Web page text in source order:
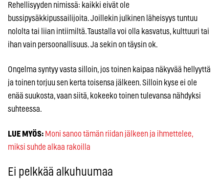
Rehellisyyden nimissä: kaikki eivät ole
bussipysäkkipussailijoita. Joillekin julkinen läheisyys tuntuu
nololta tai liian intiimiltä. Taustalla voi olla kasvatus, kulttuuri tai
ihan vain persoonallisuus. Ja sekin on täysin ok.
Ongelma syntyy vasta silloin, jos toinen kaipaa näkyvää hellyyttä
ja toinen torjuu sen kerta toisensa jälkeen. Silloin kyse ei ole
enää suukosta, vaan siitä, kokeeko toinen tulevansa nähdyksi
suhteessa.
LUE MYÖS: Moni sanoo tämän riidan jälkeen ja ihmettelee,
miksi suhde alkaa rakoilla
Ei pelkkää alkuhuumaa